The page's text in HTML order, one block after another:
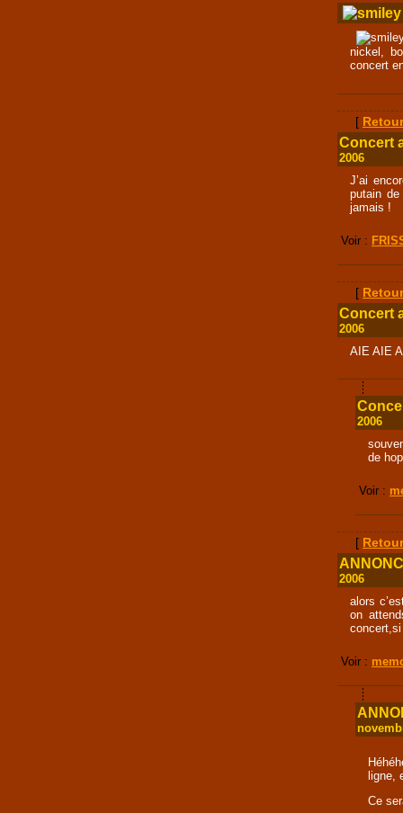
nickel,
concert
[
Concert
2006
J’ai
putain
jamais !
Voir :
[
Concert
2006
AIE AIE
2006
de
Voir :
[
2006
alors
on
Voir :
ligne,
Ce